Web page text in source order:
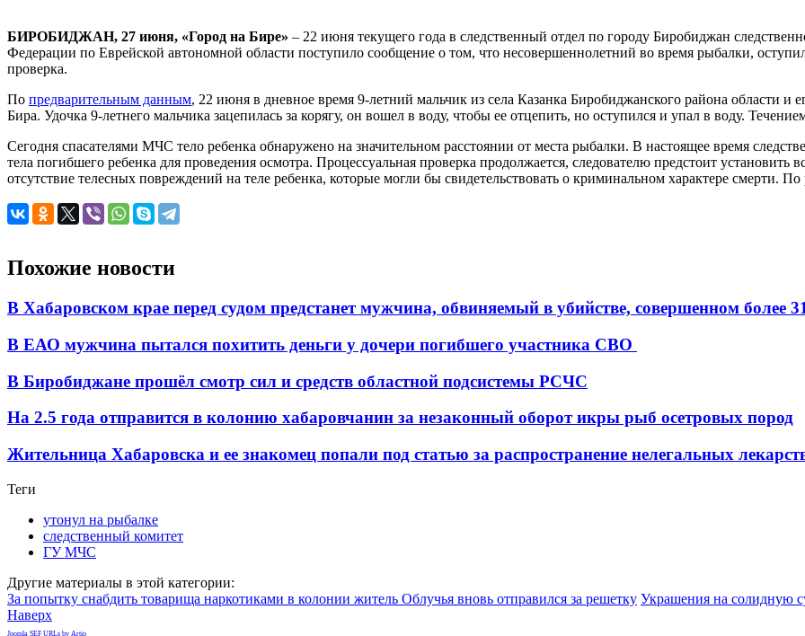
обнаружили
спасатели
МЧС
БИРОБИДЖАН, 27 июня, «Город на Бире» – 22 июня текущего года в следственный отдел по городу Биробиджан
Федерации по Еврейской автономной области поступило сообщение о том, что несовершеннолетний во время рыбалки,
проверка.
По предварительным данным, 22 июня в дневное время 9-летний мальчик из села Казанка Биробиджанского района области и
Бира. Удочка 9-летнего мальчика зацепилась за корягу, он вошел в воду, чтобы ее отцепить, но оступился и упал в воду.
Сегодня спасателями МЧС тело ребенка обнаружено на значительном расстоянии от места рыбалки. В настоящее время
тела погибшего ребенка для проведения осмотра. Процессуальная проверка продолжается, следователю предстоит установить
отсутствие телесных повреждений на теле ребенка, которые могли бы свидетельствовать о криминальном характере смерти.
Похожие новости
В Хабаровском крае перед судом предстанет мужчина, обвиняемый в убийстве, совершенном более
В ЕАО мужчина пытался похитить деньги у дочери погибшего участника СВО
В Биробиджане прошёл смотр сил и средств областной подсистемы РСЧС
На 2.5 года отправится в колонию хабаровчанин за незаконный оборот икры рыб осетровых пород
Жительница Хабаровска и ее знакомец попали под статью за распространение нелегальных
Теги
утонул на рыбалке
следственный комитет
ГУ МЧС
Другие материалы в этой категории:
За попытку снабдить товарища наркотиками в колонии житель Облучья вновь отправился за решетку Украшения на солидную
Наверх
Joomla SEF URLs by Artio